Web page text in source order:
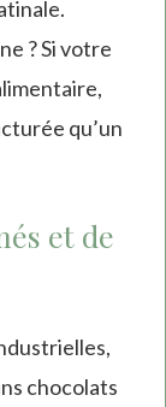
? Si votre
qu’un
et de
chocolats